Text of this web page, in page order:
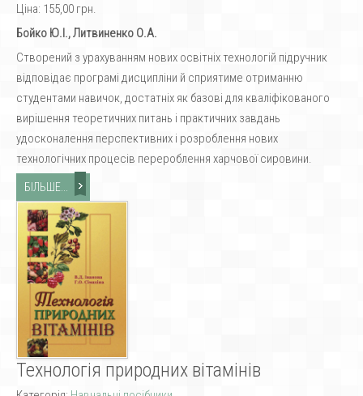
Ціна: 155,00 грн.
Бойко Ю.І., Литвиненко О.А.
Створений з урахуванням нових освітніх технологій підручник
відповідає програмі дисципліни й сприятиме отриманню
студентами навичок, достатніх як базові для кваліфікованого
вирішення теоретичних питань і практичних завдань
удосконалення перспективних і розроблення нових
технологічних процесів перероблення харчової сировини.
БІЛЬШЕ...
Технологія природних вітамінів